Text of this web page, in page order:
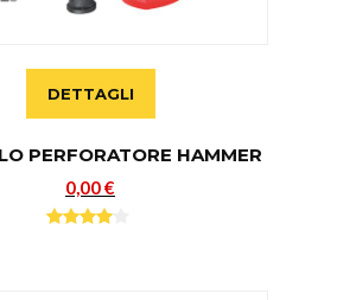
DETTAGLI
PERFORATORE HAMMER
0,00 €